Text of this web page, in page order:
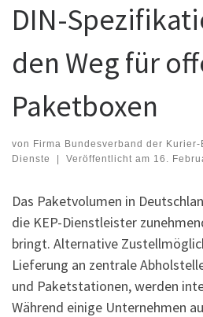
DIN-
den Weg für
Paketboxen
von Firma Bundesverband der Kurier-
Dienste
| Veröffentlicht am 16.
Das Paketvolumen in
die KEP-Dienstleister
bringt. Alternative
Lieferung an zentrale
und Paketstationen, werden
Während einige Unternehmen